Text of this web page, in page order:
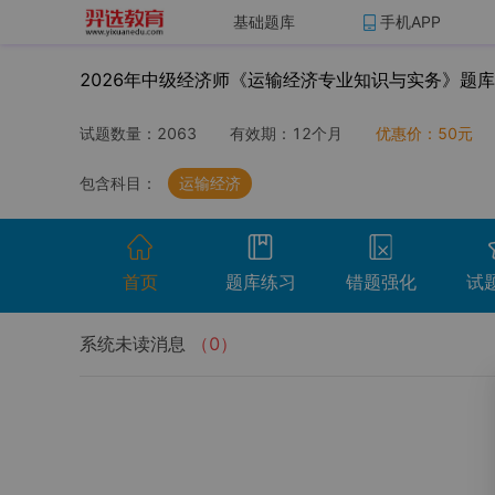
基础题库 手机APP
2026年中级经济师《运输经济专业知识与实务》题库
试题数量： 2063 有效期： 12个月 优惠价： 50元
包含科目： 运输经济
首页 题库练习 错题强化 试
系统未读消息 （0）